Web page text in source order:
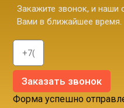
Закажите звонок, и наши
Вами в ближайшее время.
Заказать звонок
Форма успешно